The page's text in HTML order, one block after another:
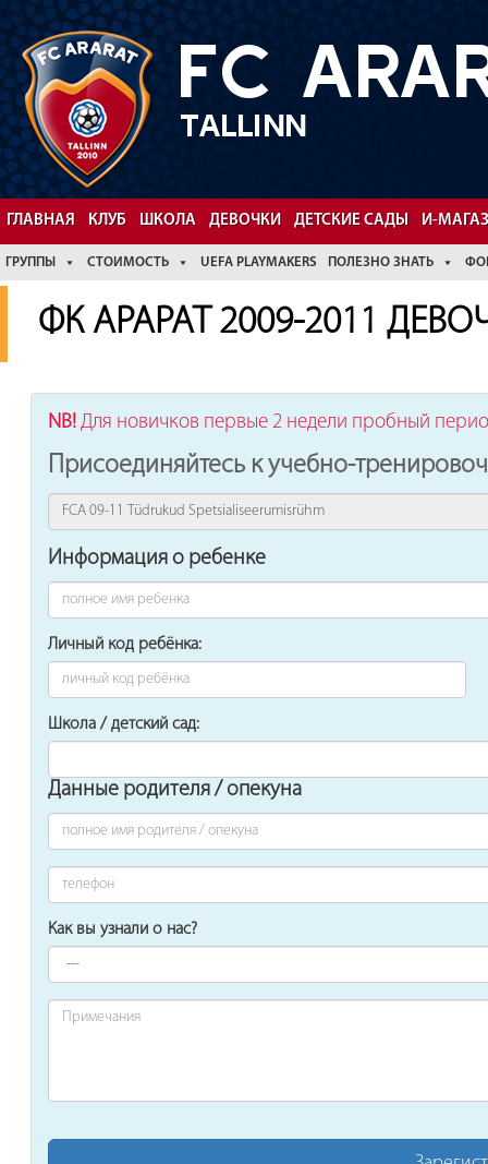
FC
TALLINN
ГЛАВНАЯ КЛУБ ШКОЛА ДЕВОЧКИ ДЕТСКИЕ САДЫ И-
ГРУППЫ СТОИМОСТЬ UEFA PLAYMAKERS ПОЛЕЗНО ЗНАТЬ
ФК АРАРАТ 2009-2011
NB! Для новичков первые 2 недели пробный
Присоединяйтесь к учебно-
Информация о ребенке
Личный код ребёнка:
Школа / детский сад:
Данные родителя / опекуна
Как вы узнали о нас?